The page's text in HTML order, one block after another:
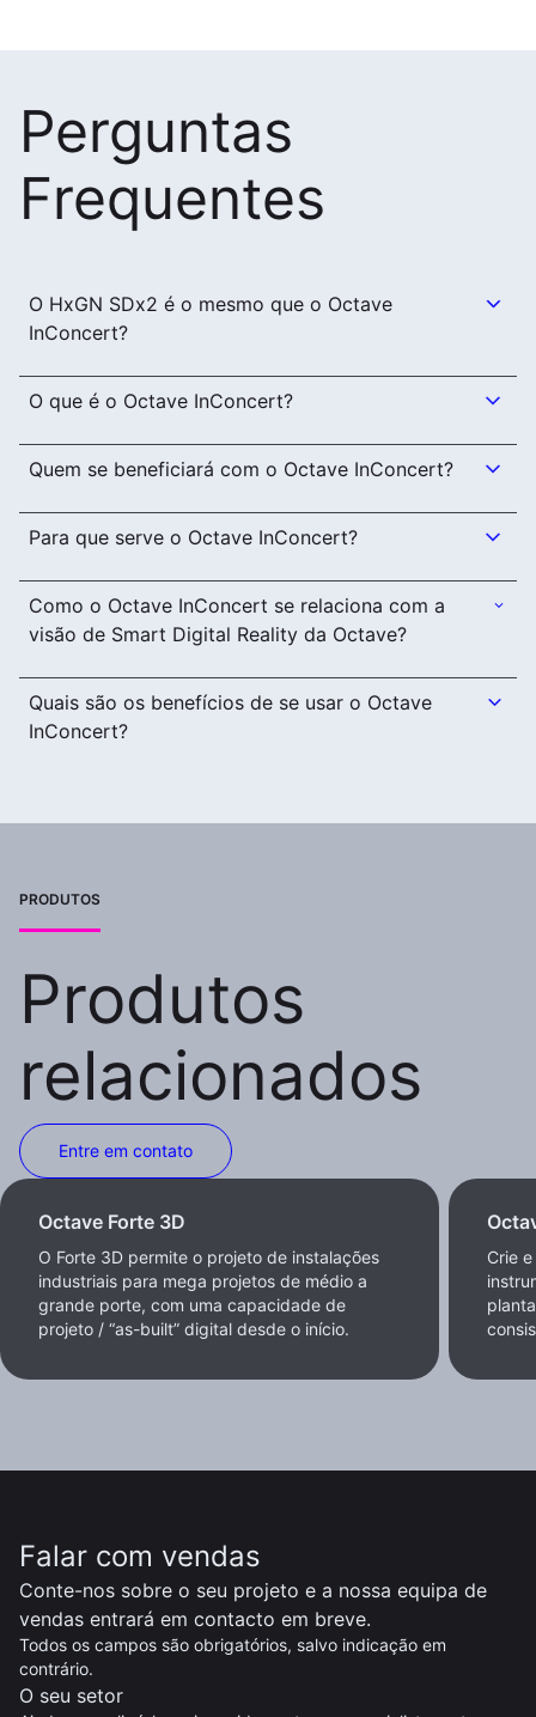
Perguntas
Frequentes
O HxGN SDx2 é o mesmo que o Octave
InConcert?
O que é o Octave InConcert?
Quem se beneficiará com o Octave InConcert?
Para que serve o Octave InConcert?
Como o Octave InConcert se relaciona com a
visão de Smart Digital Reality da Octave?
Quais são os benefícios de se usar o Octave
InConcert?
PRODUTOS
Produtos
relacionados
Entre em contato
Octave Forte 3D
O Forte 3D permite o projeto de instalações
industriais para mega projetos de médio a
grande porte, com uma capacidade de
projeto / “as-built” digital desde o início.
Crie
Falar com vendas
Conte-nos sobre o seu projeto e a nossa equipa de
vendas entrará em contacto em breve.
Todos os campos são obrigatórios, salvo indicação em
contrário.
O seu setor